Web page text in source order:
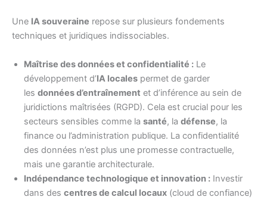
Une IA souveraine repose sur plusieurs fondements
techniques et juridiques indissociables.
Maîtrise des données et confidentialité : Le
développement d’IA locales permet de garder
les données d’entraînement et d’inférence au sein de
juridictions maîtrisées (RGPD). Cela est crucial pour les
secteurs sensibles comme la santé, la défense, la
finance ou l’administration publique. La confidentialité
des données n’est plus une promesse contractuelle,
mais une garantie architecturale.
Indépendance technologique et innovation : Investir
dans des centres de calcul locaux (cloud de confiance)